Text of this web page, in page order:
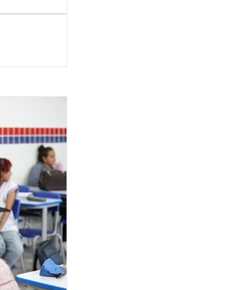
Dia M,
do
(CEARD) e
(COJEPE),
a
social e